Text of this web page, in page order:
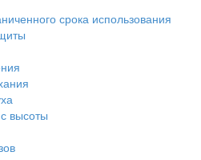
срока использования
высоты